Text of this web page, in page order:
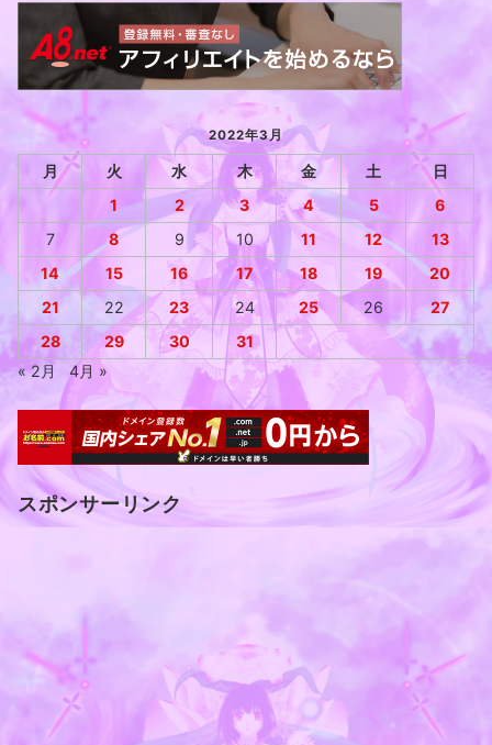
2022年3月
月 火 水 木 金 土
日
1
2 3 4 5
6
7
8 9 10 11 12
13
14
15 16 17 18 19
20
21
22 23 24 25 26
27
28
29 30
31
« 2月
4月 »
スポンサーリンク